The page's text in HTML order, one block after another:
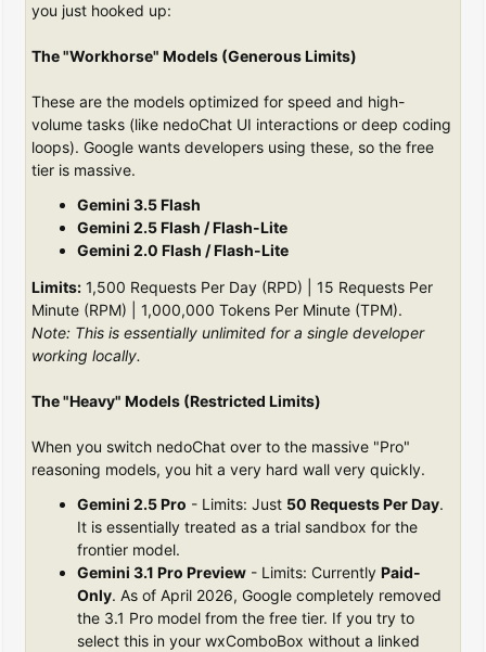
you just hooked up:
The "Workhorse" Models (Generous Limits)
These are the models optimized for speed and high-
volume tasks (like nedoChat UI interactions or deep coding
loops). Google wants developers using these, so the free
tier is massive.
Gemini 3.5 Flash
Gemini 2.5 Flash / Flash-Lite
Gemini 2.0 Flash / Flash-Lite
Limits: 1,500 Requests Per Day (RPD) | 15 Requests Per
Minute (RPM) | 1,000,000 Tokens Per Minute (TPM).
Note: This is essentially unlimited for a single developer
working locally.
The "Heavy" Models (Restricted Limits)
When you switch nedoChat over to the massive "Pro"
reasoning models, you hit a very hard wall very quickly.
Gemini 2.5 Pro - Limits: Just 50 Requests Per Day.
It is essentially treated as a trial sandbox for the
frontier model.
Gemini 3.1 Pro Preview - Limits: Currently Paid-
Only. As of April 2026, Google completely removed
the 3.1 Pro model from the free tier. If you try to
select this in your wxComboBox without a linked